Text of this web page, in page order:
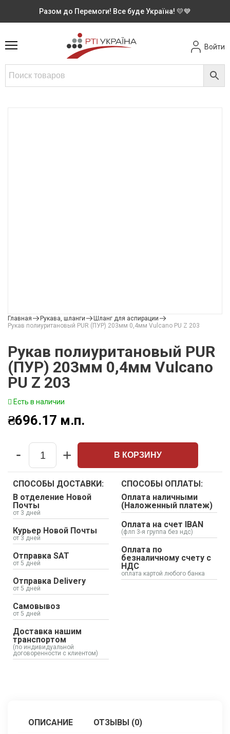
Разом до Перемоги! Все буде Україна! 💛💙
Войти
Главная Рукава, шланги
Шланг для аспирации
Рукав полиуритановый PUR (ПУР) 203мм 0,4мм Vulcano PU Z 203
Рукав полиуритановый PUR
(ПУР) 203мм 0,4мм Vulcano
PU Z 203
Есть в наличии
₴696.17 м.п.
Quantity
- + В КОРЗИНУ
СПОСОБЫ ДОСТАВКИ:
В отделение Новой
Почты
от 3 дней
Курьер Новой Почты
от 3 дней
Отправка SAT
от 5 дней
Отправка Delivery
от 5 дней
Самовывоз
от 5 дней
Доставка нашим
транспортом
(по индивидуальной
договоренности с клиентом)
СПОСОБЫ ОПЛАТЫ:
Оплата наличными
(Наложенный платеж)
Оплата на счет IBAN
(флп 3-я группа без ндс)
Оплата по
безналичному счету с
НДС
оплата картой любого банка
ОПИСАНИЕ ОТЗЫВЫ (0)